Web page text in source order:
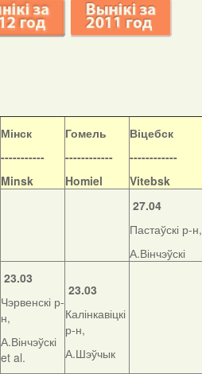
Мінск
-----------
Minsk
Гомель
------------
Homiel
Віцебск
------------
Vitebsk
27.04
Пастаўскі р-н,
А.Вінчэўскі
23.03
Чэрвенскі р-
н,
А.Вінчэўскі
et al.
23.03
Калінкавіцкі
р-н,
А.Шэўчык